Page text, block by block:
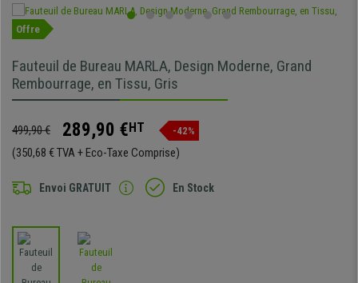
Offre
Fauteuil de Bureau MARLA, Design Moderne, Grand
Rembourrage, en Tissu, Gris
499,90 € 289,90 €HT -42%
(350,68 € TVA + Eco-Taxe Comprise)
Envoi GRATUIT En Stock